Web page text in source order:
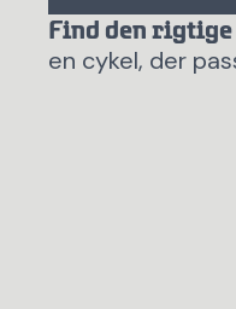
Find den rigtige
en cykel, der